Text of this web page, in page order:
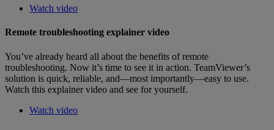
Watch video
Remote troubleshooting explainer video
You’ve already heard all about the benefits of remote
troubleshooting. Now it’s time to see it in action. TeamViewer’s
solution is quick, reliable, and—most importantly—easy to use.
Watch this explainer video and see for yourself.
Watch video